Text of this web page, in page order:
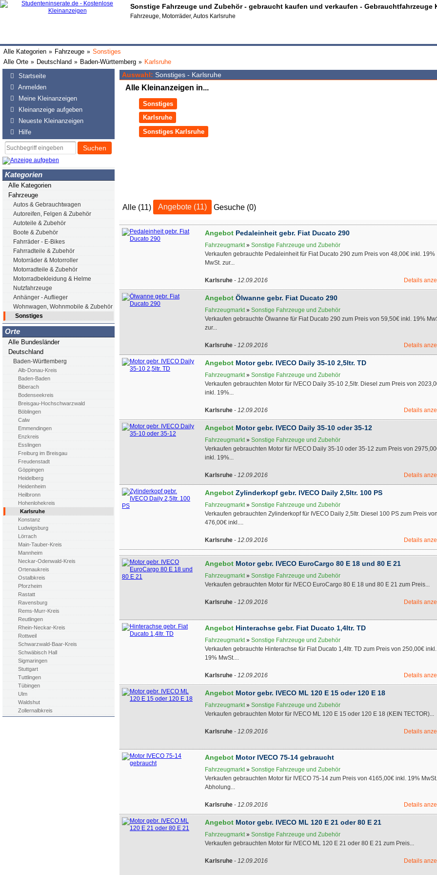
Sonstige Fahrzeuge und Zubehör - gebraucht kaufen und verkaufen - Gebrauchtfahrzeuge
Fahrzeuge, Motorräder, Autos Karlsruhe
Alle Kategorien » Fahrzeuge » Sonstiges
Alle Orte » Deutschland » Baden-Württemberg » Karlsruhe
Startseite
Anmelden
Meine Kleinanzeigen
Kleinanzeige aufgeben
Neueste Kleinanzeigen
Hilfe
Suchen
Kategorien
Alle Kategorien
Fahrzeuge
Autos & Gebrauchtwagen
Autoreifen, Felgen & Zubehör
Autoteile & Zubehör
Boote & Zubehör
Fahrräder - E-Bikes
Fahrradteile & Zubehör
Motorräder & Motorroller
Motorradteile & Zubehör
Motorradbekleidung & Helme
Nutzfahrzeuge
Anhänger - Auflieger
Wohnwagen, Wohnmobile & Zubehör
Sonstiges
Orte
Alle Bundesländer
Deutschland
Baden-Württemberg
Alb-Donau-Kreis
Baden-Baden
Biberach
Bodenseekreis
Breisgau-Hochschwarzwald
Böblingen
Calw
Emmendingen
Enzkreis
Esslingen
Freiburg im Breisgau
Freudenstadt
Göppingen
Heidelberg
Heidenheim
Heilbronn
Hohenlohekreis
Karlsruhe
Konstanz
Ludwigsburg
Lörrach
Main-Tauber-Kreis
Mannheim
Neckar-Odenwald-Kreis
Ortenaukreis
Ostalbkreis
Pforzheim
Rastatt
Ravensburg
Rems-Murr-Kreis
Reutlingen
Rhein-Neckar-Kreis
Rottweil
Schwarzwald-Baar-Kreis
Schwäbisch Hall
Sigmaringen
Stuttgart
Tuttlingen
Tübingen
Ulm
Waldshut
Zollernalbkreis
Auswahl: Sonstiges - Karlsruhe
Alle Kleinanzeigen in...
Sonstiges
Karlsruhe
Sonstiges Karlsruhe
Alle (11) Angebote (11) Gesuche (0)
Angebot Pedaleinheit gebr. Fiat Ducato 290
Fahrzeugmarkt» Sonstige Fahrzeuge und Zubehör
Verkaufen gebrauchte Pedaleinheit für Fiat Ducato 290 zum Preis von 48,00€ inkl. 19%
MwSt. zur...
Karlsruhe - 12.09.2016 Details
Angebot Ölwanne gebr. Fiat Ducato 290
Fahrzeugmarkt» Sonstige Fahrzeuge und Zubehör
Verkaufen gebrauchte Ölwanne für Fiat Ducato 290 zum Preis von 59,50€ inkl. 19%
zur...
Karlsruhe - 12.09.2016 Details
Angebot Motor gebr. IVECO Daily 35-10 2,5ltr. TD
Fahrzeugmarkt» Sonstige Fahrzeuge und Zubehör
Verkaufen gebrauchten Motor für IVECO Daily 35-10 2,5ltr. Diesel zum Preis von
inkl. 19%...
Karlsruhe - 12.09.2016 Details
Angebot Motor gebr. IVECO Daily 35-10 oder 35-12
Fahrzeugmarkt» Sonstige Fahrzeuge und Zubehör
Verkaufen gebrauchten Motor für IVECO Daily 35-10 oder 35-12 zum Preis von
inkl. 19%...
Karlsruhe - 12.09.2016 Details
Angebot Zylinderkopf gebr. IVECO Daily 2,5ltr. 100 PS
Fahrzeugmarkt» Sonstige Fahrzeuge und Zubehör
Verkaufen gebrauchten Zylinderkopf für IVECO Daily 2,5ltr. Diesel 100 PS zum Preis von
476,00€ inkl....
Karlsruhe - 12.09.2016 Details
Angebot Motor gebr. IVECO EuroCargo 80 E 18 und 80 E 21
Fahrzeugmarkt» Sonstige Fahrzeuge und Zubehör
Verkaufen gebrauchten Motor für IVECO EuroCargo 80 E 18 und 80 E 21 zum Preis...
Karlsruhe - 12.09.2016 Details
Angebot Hinterachse gebr. Fiat Ducato 1,4ltr. TD
Fahrzeugmarkt» Sonstige Fahrzeuge und Zubehör
Verkaufen gebrauchte Hinterachse für Fiat Ducato 1,4ltr. TD zum Preis von 250,00€ inkl.
19% MwSt....
Karlsruhe - 12.09.2016 Details
Angebot Motor gebr. IVECO ML 120 E 15 oder 120 E 18
Fahrzeugmarkt» Sonstige Fahrzeuge und Zubehör
Verkaufen gebrauchten Motor für IVECO ML 120 E 15 oder 120 E 18 (KEIN TECTOR)...
Karlsruhe - 12.09.2016 Details
Angebot Motor IVECO 75-14 gebraucht
Fahrzeugmarkt» Sonstige Fahrzeuge und Zubehör
Verkaufen gebrauchten Motor für IVECO 75-14 zum Preis von 4165,00€ inkl. 19%
Abholung...
Karlsruhe - 12.09.2016 Details
Angebot Motor gebr. IVECO ML 120 E 21 oder 80 E 21
Fahrzeugmarkt» Sonstige Fahrzeuge und Zubehör
Verkaufen gebrauchten Motor für IVECO ML 120 E 21 oder 80 E 21 zum Preis...
Karlsruhe - 12.09.2016 Details